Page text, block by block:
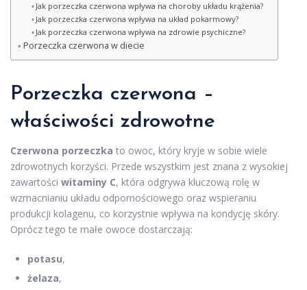
Jak porzeczka czerwona wpływa na choroby układu krążenia?
Jak porzeczka czerwona wpływa na układ pokarmowy?
Jak porzeczka czerwona wpływa na zdrowie psychiczne?
Porzeczka czerwona w diecie
Porzeczka czerwona –
właściwości zdrowotne
Czerwona porzeczka to owoc, który kryje w sobie wiele
zdrowotnych korzyści. Przede wszystkim jest znana z wysokiej
zawartości witaminy C, która odgrywa kluczową rolę w
wzmacnianiu układu odpornościowego oraz wspieraniu
produkcji kolagenu, co korzystnie wpływa na kondycję skóry.
Oprócz tego te małe owoce dostarczają:
potasu,
żelaza,